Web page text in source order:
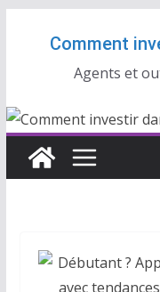
Comment
Agents et